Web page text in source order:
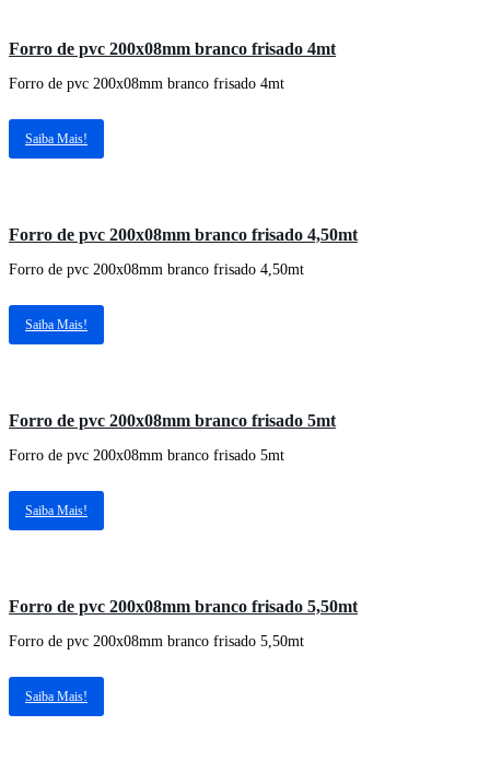
Forro de pvc 200x08mm branco frisado 4mt
Forro de pvc 200x08mm branco frisado 4mt
Saiba Mais!
Forro de pvc 200x08mm branco frisado 4,50mt
Forro de pvc 200x08mm branco frisado 4,50mt
Saiba Mais!
Forro de pvc 200x08mm branco frisado 5mt
Forro de pvc 200x08mm branco frisado 5mt
Saiba Mais!
Forro de pvc 200x08mm branco frisado 5,50mt
Forro de pvc 200x08mm branco frisado 5,50mt
Saiba Mais!